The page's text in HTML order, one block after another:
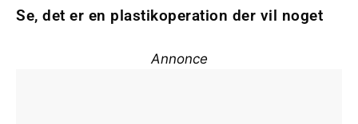
Se, det er en plastikoperation der vil noget
Annonce